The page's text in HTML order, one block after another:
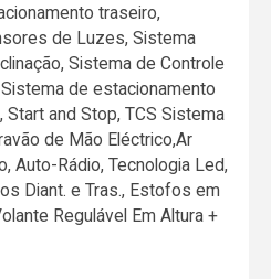
traseiro,
de Luzes, Sistema
Sistema de Controle
de estacionamento
Start and Stop, TCS Sistema
de Mão Eléctrico,Ar
Auto-Rádio, Tecnologia Led,
Diant. e Tras., Estofos em
Regulável Em Altura +